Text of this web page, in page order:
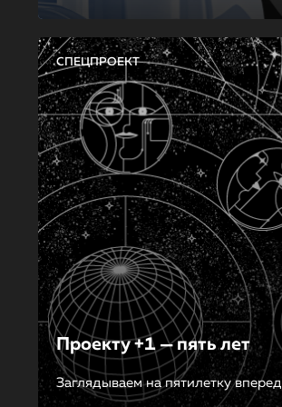
СПЕЦПРОЕКТ
Проекту +1 — пять лет
Заглядываем на пятилетку вперед